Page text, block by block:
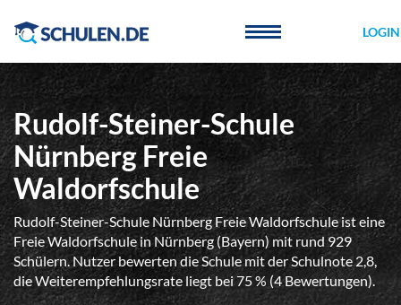
LOGIN
Rudolf-Steiner-Schule
Nürnberg Freie
Waldorfschule
Rudolf-Steiner-Schule Nürnberg Freie Waldorfschule ist eine
Freie Waldorfschule in Nürnberg (Bayern) mit rund 929
Schülern. Nutzer bewerten die Schule mit der Schulnote 2,8,
die Weiterempfehlungsrate liegt bei 75 % (4 Bewertungen).